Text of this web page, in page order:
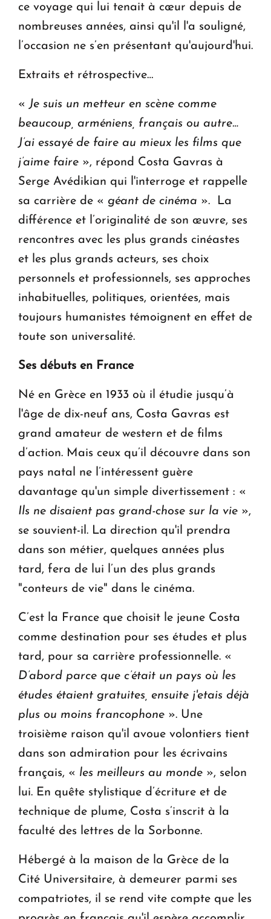
ce voyage qui lui tenait à cœur depuis de
nombreuses années, ainsi qu'il l'a souligné,
l’occasion ne s’en présentant qu'aujourd'hui.
Extraits et rétrospective…
« Je suis un metteur en scène comme
beaucoup, arméniens, français ou autre…
J’ai essayé de faire au mieux les films que
j’aime faire », répond Costa Gavras à
Serge Avédikian qui l'interroge et rappelle
sa carrière de « géant de cinéma ». La
différence et l’originalité de son œuvre, ses
rencontres avec les plus grands cinéastes
et les plus grands acteurs, ses choix
personnels et professionnels, ses approches
inhabituelles, politiques, orientées, mais
toujours humanistes témoignent en effet de
toute son universalité.
Ses débuts en France
Né en Grèce en 1933 où il étudie jusqu’à
l'âge de dix-neuf ans, Costa Gavras est
grand amateur de western et de films
d’action. Mais ceux qu’il découvre dans son
pays natal ne l’intéressent guère
davantage qu'un simple divertissement : «
Ils ne disaient pas grand-chose sur la vie »,
se souvient-il. La direction qu'il prendra
dans son métier, quelques années plus
tard, fera de lui l’un des plus grands
"conteurs de vie" dans le cinéma.
C’est la France que choisit le jeune Costa
comme destination pour ses études et plus
tard, pour sa carrière professionnelle. «
D’abord parce que c’était un pays où les
études étaient gratuites, ensuite j'etais déjà
plus ou moins francophone ». Une
troisième raison qu'il avoue volontiers tient
dans son admiration pour les écrivains
français, « les meilleurs au monde », selon
lui. En quête stylistique d’écriture et de
technique de plume, Costa s’inscrit à la
faculté des lettres de la Sorbonne.
Hébergé à la maison de la Grèce de la
Cité Universitaire, à demeurer parmi ses
compatriotes, il se rend vite compte que les